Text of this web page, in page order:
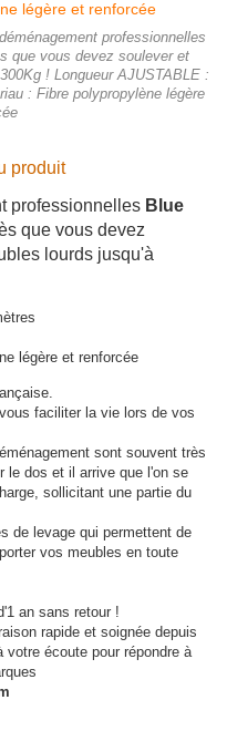
professionnelles
que vous devez soulever et
! Longueur AJUSTABLE :
: Fibre polypropylène légère
produit
professionnelles Blue
que vous devez
lourds jusqu'à
légère et renforcée
faciliter la vie lors de vos
sont souvent très
le dos et il arrive que l'on se
sollicitant une partie du
de levage qui permettent de
vos meubles en toute
an sans retour !
rapide et soignée depuis
votre écoute pour répondre à